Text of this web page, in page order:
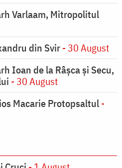
Varlaam, Mitropolitul
din Svir- 30 August
Ioan de la Râşca şi Secu,
- 30 August
Macarie Protopsaltul-